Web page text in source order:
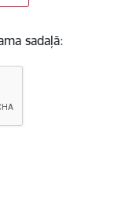
sadaļā: